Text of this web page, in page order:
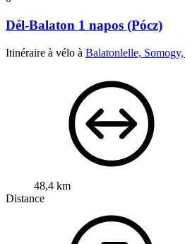
Dél-Balaton 1 napos (Pócz)
Itinéraire à vélo à Balatonlelle,
48,4 km
Distance